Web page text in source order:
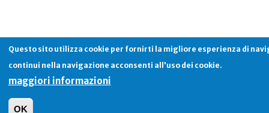
Questo sito utilizza cookie per fornirti la migliore esperienza di
continui nella navigazione acconsenti all'uso dei cookie.
maggiori informazioni
OK